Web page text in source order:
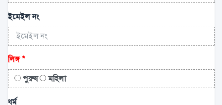
ইমেইল নং
লিঙ্গ*
পুরুষ
মহিলা
ধর্ম